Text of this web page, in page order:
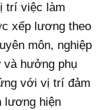
trí việc làm
xếp lương theo
môn, nghiệp
hưởng phụ
với vị trí đảm
lương hiện